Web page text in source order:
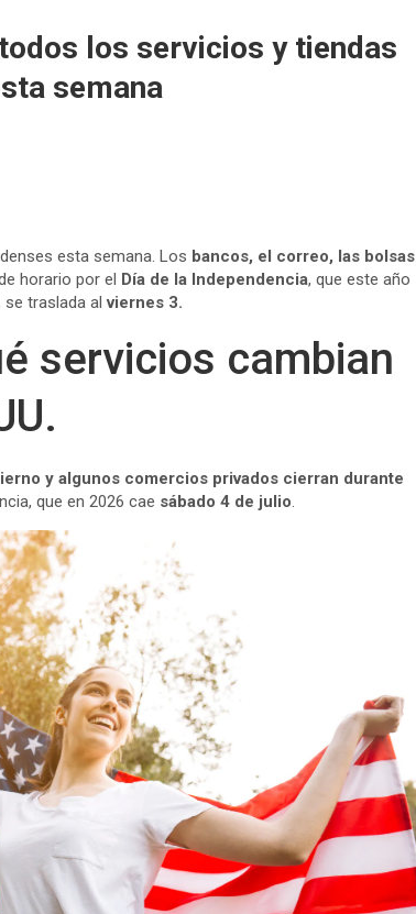
los servicios y tiendas
semana
esta semana. Los bancos, el correo, las bolsas
horario por el Día de la Independencia, que este año
se traslada alviernes 3.
servicios cambian
y algunos comercios privados cierran durante
que en 2026 cae sábado 4 de julio.